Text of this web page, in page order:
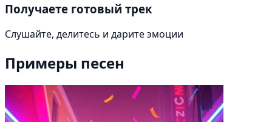
Получаете готовый трек
Слушайте, делитесь и дарите эмоции
Примеры песен